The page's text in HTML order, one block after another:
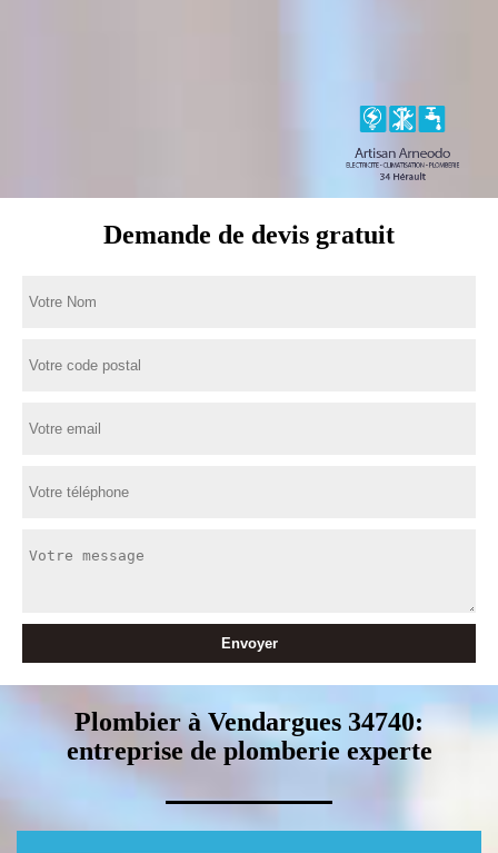
Demande de devis gratuit
Plombier à Vendargues 34740:
entreprise de plomberie experte